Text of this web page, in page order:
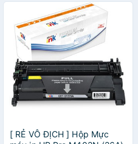
[ RẺ VÔ ĐỊCH ] Hộp Mực